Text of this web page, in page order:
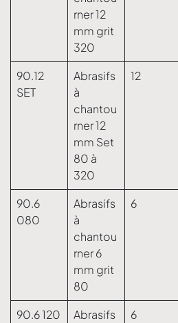
rner 12
mm grit
320
90.12
SET
Abrasifs
à
chantou
rner 12
mm Set
80 à
320
12
90.6
080
Abrasifs
à
chantou
rner 6
mm grit
80
6
90.6 120
Abrasifs
6